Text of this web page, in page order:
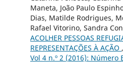
Maneta, João Paulo
Dias, Matilde Rodrigues,
Rafael Vitorino, Sandra
ACOLHER PESSOAS
REPRESENTAÇÕES À AÇÃO ,
Vol 4 n.º 2 (2016): Número